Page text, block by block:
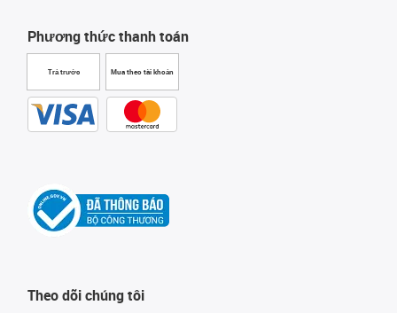
Phương thức thanh toán
Trả trước Mua theo tài khoản
Theo dõi chúng tôi